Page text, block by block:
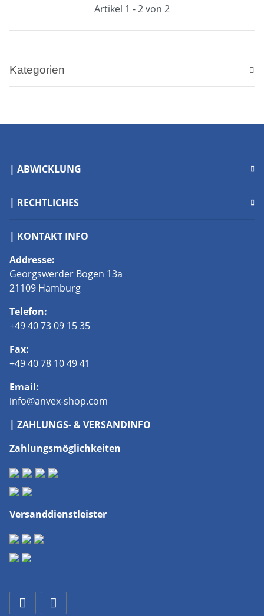
Artikel 1 - 2 von 2
Kategorien
| ABWICKLUNG
| RECHTLICHES
| KONTAKT INFO
Addresse:
Georgswerder Bogen 13a
21109 Hamburg
Telefon:
+49 40 73 09 15 35
Fax:
+49 40 78 10 49 41
Email:
info@anvex-shop.com
| ZAHLUNGS- & VERSANDINFO
Zahlungsmöglichkeiten
Versanddienstleister